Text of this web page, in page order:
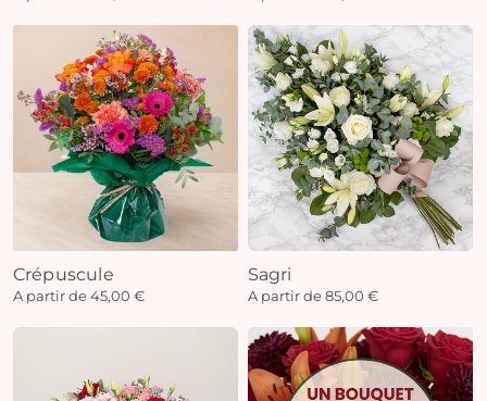
Crépuscule
A partir de 45,00 €
Sagri
A partir de 85,00 €